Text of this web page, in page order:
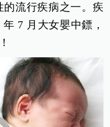
流行疾病之一。疾
7 月大女嬰中鏢，